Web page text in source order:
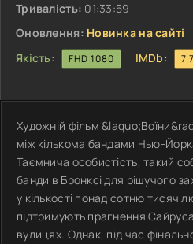
Тривалість: 01:33:59
Оновлення: Новинка на сайті
Якість:
FHD 1080 IMDb: 7.7
Художній фільм
між кількома бандами Нью-
Таємнича особистість, такий
банди в Бронксі для рішучого
у кількості понад сотню тисяч
підтримують прагнення
вулицях. Однак, під час